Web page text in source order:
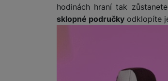
hodinách hraní tak
sklopné područky odklopíte